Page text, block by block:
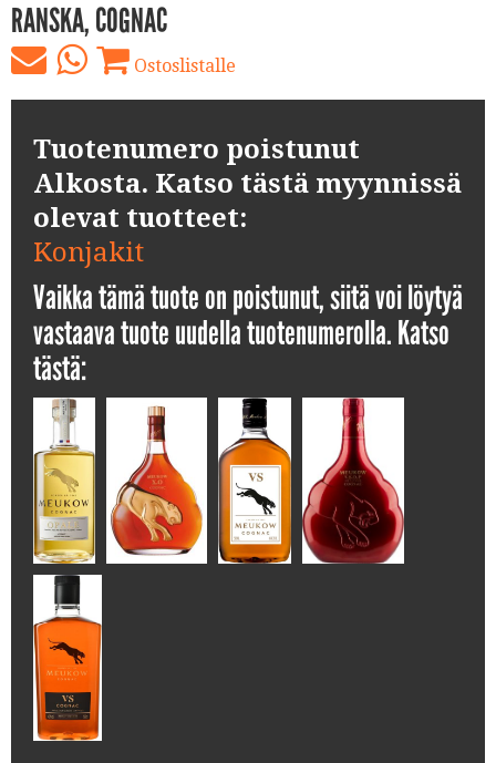
RANSKA, COGNAC
Ostoslistalle
Tuotenumero poistunut
Alkosta. Katso tästä myynnissä
olevat tuotteet:
Konjakit
Vaikka tämä tuote on poistunut, siitä voi löytyä
vastaava tuote uudella tuotenumerolla. Katso
tästä: